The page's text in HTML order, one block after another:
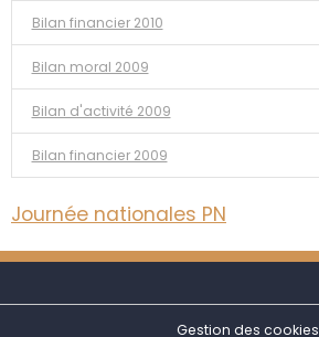
Bilan financier 2010
Bilan moral 2009
Bilan d'activité 2009
Bilan financier 2009
Journée nationales PN
Gestion des cookies